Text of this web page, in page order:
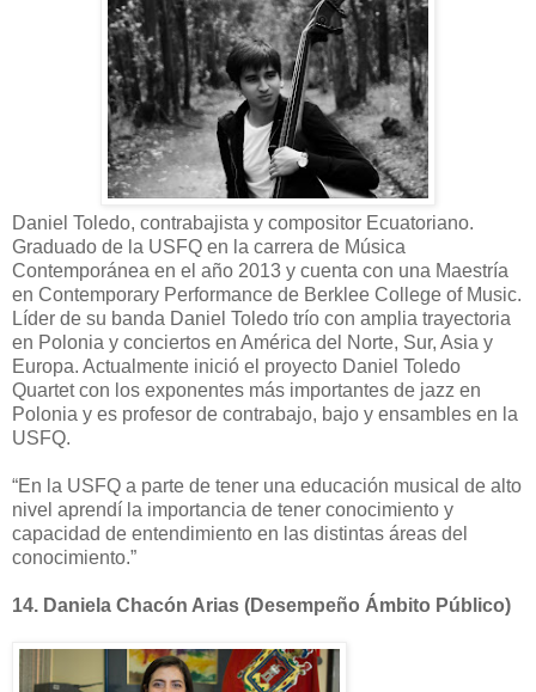
Daniel Toledo, contrabajista y compositor Ecuatoriano.
Graduado de la USFQ en la carrera de Música
Contemporánea en el año 2013 y cuenta con una Maestría
en Contemporary Performance de Berklee College of Music.
Líder de su banda Daniel Toledo trío con amplia trayectoria
en Polonia y conciertos en América del Norte, Sur, Asia y
Europa. Actualmente inició el proyecto Daniel Toledo
Quartet con los exponentes más importantes de jazz en
Polonia y es profesor de contrabajo, bajo y ensambles en la
USFQ.
“En la USFQ a parte de tener una educación musical de alto
nivel aprendí la importancia de tener conocimiento y
capacidad de entendimiento en las distintas áreas del
conocimiento.”
14. Daniela Chacón Arias (Desempeño Ámbito Público)